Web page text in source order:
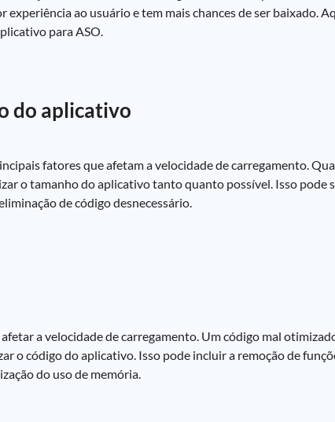
ao usuário e tem mais chances de ser baixado.
para ASO.
do aplicativo
fatores que afetam a velocidade de carregamento.
o tamanho do aplicativo tanto quanto possível. Isso pode
de código desnecessário.
a velocidade de carregamento. Um código mal
o código do aplicativo. Isso pode incluir a remoção de
do uso de memória.